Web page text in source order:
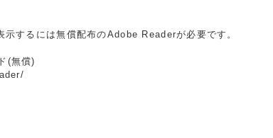
示するには無償配布のAdobe Readerが必要です。
(無償)